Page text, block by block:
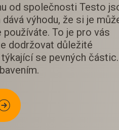
od společnosti Testo
výhodu, že si je
To je pro vás
dodržovat důležité
se pevných